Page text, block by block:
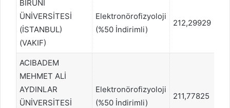
BİRUNİ
ÜNİVERSİTESİ
(İSTANBUL)
(VAKIF)
Elektronörofizyoloji
(%50 İndirimli)
212,29929
ACIBADEM
MEHMET ALİ
AYDINLAR
ÜNİVERSİTESİ
Elektronörofizyoloji
(%50 İndirimli)
211,77825